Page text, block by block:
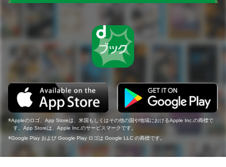
Appleのロゴ、App Storeは、米国もしくはその他の国や地域におけるApple Inc.の商標で
す。App Storeは、Apple Inc.のサービスマークです。
Google Play および Google Play ロゴは Google LLC の商標です。